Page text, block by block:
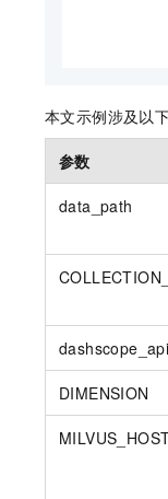
本文示例涉及以
参数
data_path
DIMENSION